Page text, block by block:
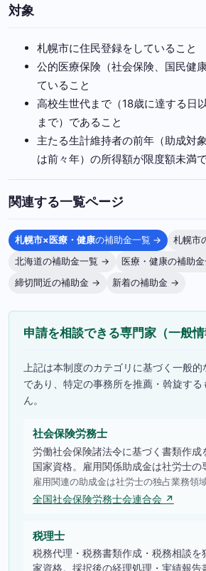
対象
札幌市に住民登録をしていること
公的医療保険（社会保険、国民健
ていること
高校生世代まで（18歳に達する日
まで）であること
主たる生計維持者の前年（助成対
は前々年）の所得額が限度額未満
関連する一覧ページ
札幌市×医療・健康の補助金一覧 →
札幌市
北海道の補助金一覧 →
医療・健康の補助
締切間近の補助金 →
新着の補助金 →
申請を相談できる専門家（一般情
上記は本制度のカテゴリに基づく一般
であり、特定の事務所を推薦・斡旋す
ん。
社会保険労務士
労働社会保険諸法令に基づく書類作成
国家資格。雇用関係助成金は社労士の
雇用関連の助成金は社労士の独占業務領
全国社会保険労務士会連合会 ↗
税理士
税務代理・税務書類作成・税務相談を
家資格。採択後の経理処理・実績報告